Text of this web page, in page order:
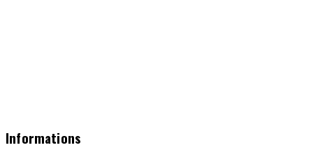
Informations